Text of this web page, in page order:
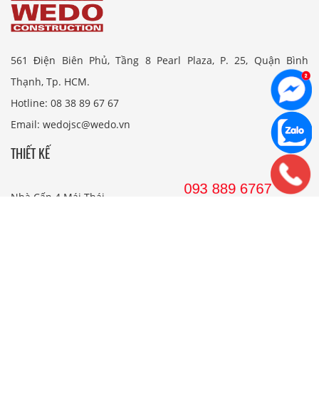
561 Điện Biên Phủ, Tầng 8 Pearl Plaza, P. 25, Quận Bình
Thạnh, Tp. HCM.
Hotline: 08 38 89 67 67
Email: wedojsc@wedo.vn
THIẾT KẾ
Nhà Cấp 4 Mái Thái